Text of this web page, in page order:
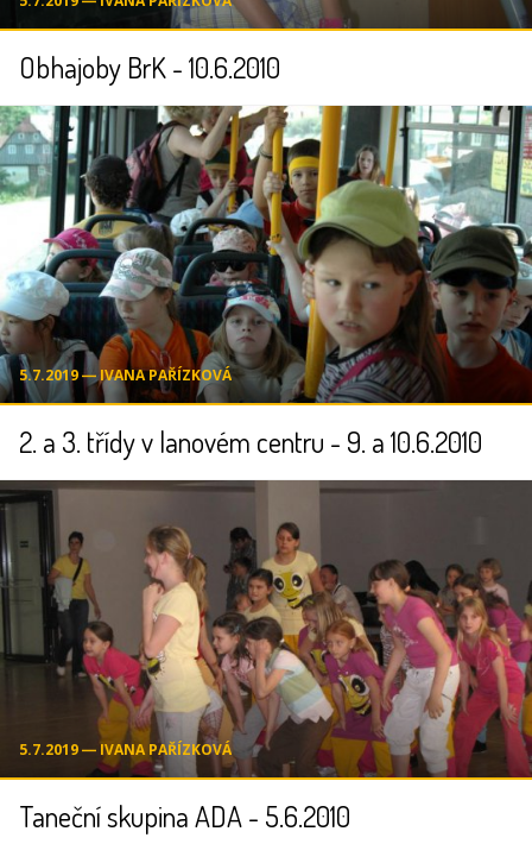
Obhajoby BrK - 10.6.2010
5.7.2019 ― IVANA PAŘÍZKOVÁ
2. a 3. třídy v lanovém centru - 9. a 10.6.2010
5.7.2019 ― IVANA PAŘÍZKOVÁ
Taneční skupina ADA - 5.6.2010